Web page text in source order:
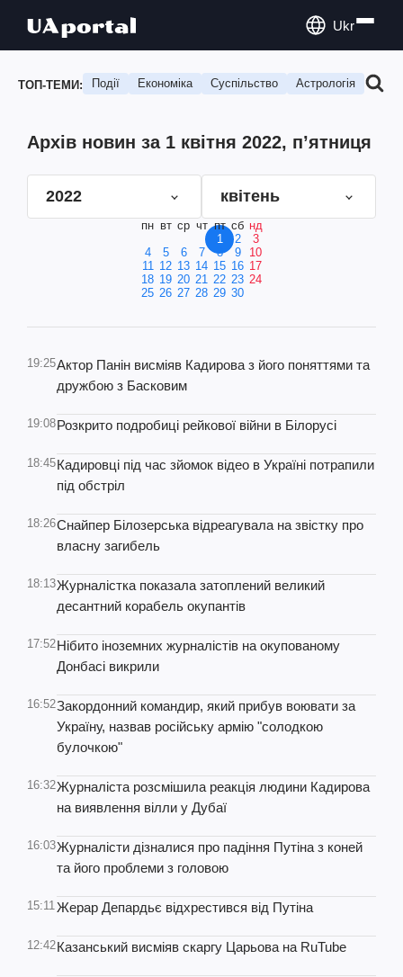
Ukr
ТОП-ТЕМИ: Події Економіка Суспільство Астрологія
Архів новин за 1 квітня 2022, п’ятниця
2022 квітень
пн вт ср чт пт сб нд
1
2
3
4
5 6 7 8 9
10
11 12 13 14 15 16 17
18 19 20 21 22 23 24
25 26 27 28 29 30
19:25Актор Панін висміяв Кадирова з його поняттями та
дружбою з Басковим
19:08Розкрито подробиці рейкової війни в Білорусі
18:45Кадировці під час зйомок відео в Україні потрапили
під обстріл
18:26Снайпер Білозерська відреагувала на звістку про
власну загибель
18:13Журналістка показала затоплений великий
десантний корабель окупантів
17:52Нібито іноземних журналістів на окупованому
Донбасі викрили
16:52Закордонний командир, який прибув воювати за
Україну, назвав російську армію "солодкою
булочкою"
16:32Журналіста розсмішила реакція людини Кадирова
на виявлення вілли у Дубаї
16:03Журналісти дізналися про падіння Путіна з коней
та його проблеми з головою
15:11Жерар Депардьє відхрестився від Путіна
12:42Казанський висміяв скаргу Царьова на RuTube